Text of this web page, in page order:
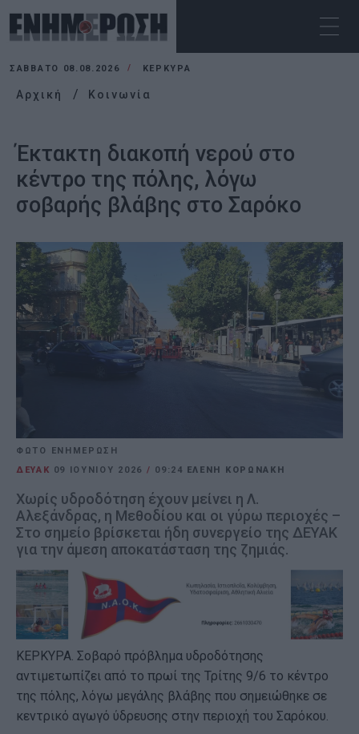
ΣΆΒΒΑΤΟ 08.08.2026 ΚΕΡΚΥΡΑ
Αρχική Κοινωνία
Έκτακτη διακοπή νερού στο
κέντρο της πόλης, λόγω
σοβαρής βλάβης στο Σαρόκο
ΦΩΤΟ ΕΝΗΜΕΡΩΣΗ
ΔΕΥΑΚ 09 ΙΟΥΝΊΟΥ 2026 / 09:24 ΕΛΕΝΗ ΚΟΡΩΝΑΚΗ
Χωρίς υδροδότηση έχουν μείνει η Λ.
Αλεξάνδρας, η Μεθοδίου και οι γύρω περιοχές –
Στο σημείο βρίσκεται ήδη συνεργείο της ΔΕΥΑΚ
για την άμεση αποκατάσταση της ζημιάς.
ΚΕΡΚΥΡΑ. Σοβαρό πρόβλημα υδροδότησης
αντιμετωπίζει από το πρωί της Τρίτης 9/6 το κέντρο
της πόλης, λόγω μεγάλης βλάβης που σημειώθηκε σε
κεντρικό αγωγό ύδρευσης στην περιοχή του Σαρόκου.